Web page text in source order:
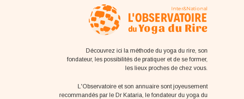
Découvrez ici la méthode du yoga du rire, son
fondateur, les possibilités de pratiquer et de se former,
les lieux proches de chez vous.
L'Observatoire et son annuaire sont joyeusement
recommandés par le Dr Kataria, le fondateur du yoga du